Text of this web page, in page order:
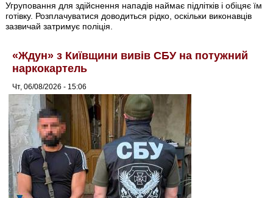
Угруповання для здійснення нападів наймає підлітків і обіцяє їм
готівку. Розплачуватися доводиться рідко, оскільки виконавців
зазвичай затримує поліція.
«Ждун» з Київщини вивів СБУ на потужний
наркокартель
Чт, 06/08/2026 - 15:06